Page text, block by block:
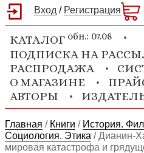
Вход / Регистрация
КАТАЛОГ обн.: 07.08
ПОДПИСКА НА
РАСПРОДАЖА
О МАГАЗИНЕ
АВТОРЫ
Главная / Книги / История.
Социология. Этика /Дианин-
мировая катастрофа и